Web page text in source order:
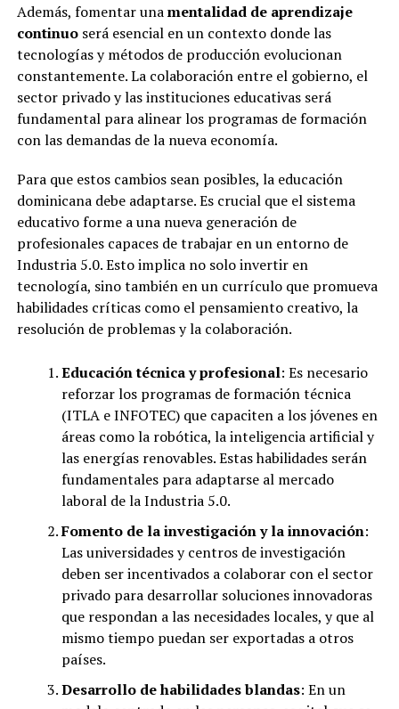
Además, fomentar unamentalidad de aprendizaje
continuoserá esencial en un contexto donde las
tecnologías y métodos de producción evolucionan
constantemente. La colaboración entre el gobierno, el
sector privado y las instituciones educativas será
fundamental para alinear los programas de formación
con las demandas de la nueva economía.
Para que estos cambios sean posibles, la educación
dominicana debe adaptarse. Es crucial que el sistema
educativo forme a una nueva generación de
profesionales capaces de trabajar en un entorno de
Industria 5.0. Esto implica no solo invertir en
tecnología, sino también en un currículo que promueva
habilidades críticas como el pensamiento creativo, la
resolución de problemas y la colaboración.
Educación técnica y profesional: Es necesario
reforzar los programas de formación técnica
(ITLA e INFOTEC) que capaciten a los jóvenes en
áreas como la robótica, la inteligencia artificial y
las energías renovables. Estas habilidades serán
fundamentales para adaptarse al mercado
laboral de la Industria 5.0.
Fomento de la investigación y la innovación:
Las universidades y centros de investigación
deben ser incentivados a colaborar con el sector
privado para desarrollar soluciones innovadoras
que respondan a las necesidades locales, y que al
mismo tiempo puedan ser exportadas a otros
países.
Desarrollo de habilidades blandas: En un